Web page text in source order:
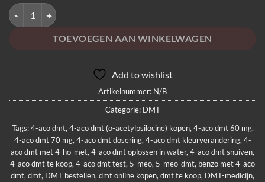
Koop 4-AcO DMT online aantal
TOEVOEGEN AAN WINKELWAGEN
Add to wishlist
Artikelnummer: N/B
Categorie: DMT
Tags:4-aco dmt,4-aco dmt (o-acetylpsilocine) kopen,4-aco dmt 60 mg,
4-aco dmt 70 mg,4-aco dmt dosering,4-aco dmt kleurverandering,4-
aco dmt met 4-ho-met,4-aco dmt oplossen in water,4-aco dmt snuiven,
4-aco dmt te koop,4-aco dmt test, 5-meo, 5-meo-dmt, benzo met 4-aco
dmt,dmt, DMT bestellen,dmt online kopen,dmt te koop, DMT-medicijn,